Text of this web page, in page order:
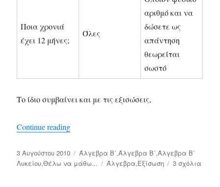
Ποια χρονιά
έχει 12 μήνες;
Όλες
αριθμό και να
δώσετε ως
απάντηση
θεωρείται
σωστό
Το ίδιο συμβαίνει και με τις εξισώσεις,
Continue reading
Δημοσιεύτηκε
την
3 Αυγούστου 2010 Κατηγορίες
Άλγεβρα Β΄,Άλγεβρα Β΄,Άλγεβρα Β΄
Λυκείου,Θέλω να μάθω... Ετικέτες
Άλγεβρα,Εξίσωση 3 σχόλια